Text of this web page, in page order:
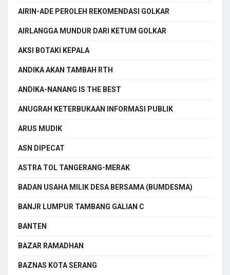
AIRIN-ADE PEROLEH REKOMENDASI GOLKAR
AIRLANGGA MUNDUR DARI KETUM GOLKAR
AKSI BOTAKI KEPALA
ANDIKA AKAN TAMBAH RTH
ANDIKA-NANANG IS THE BEST
ANUGRAH KETERBUKAAN INFORMASI PUBLIK
ARUS MUDIK
ASN DIPECAT
ASTRA TOL TANGERANG-MERAK
BADAN USAHA MILIK DESA BERSAMA (BUMDESMA)
BANJR LUMPUR TAMBANG GALIAN C
BANTEN
BAZAR RAMADHAN
BAZNAS KOTA SERANG